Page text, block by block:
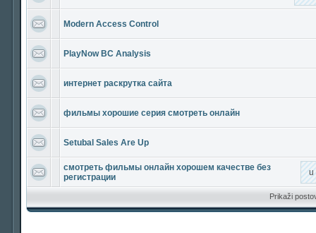
Modern Access Control
PlayNow BC Analysis
интернет раскрутка сайта
фильмы хорошие серия смотреть онлайн
Setubal Sales Are Up
смотреть фильмы онлайн хорошем качестве без
регистрации
u
Prikaži